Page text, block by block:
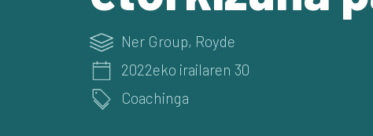
Ner Group, Royde
2022eko irailaren 30
Coachinga